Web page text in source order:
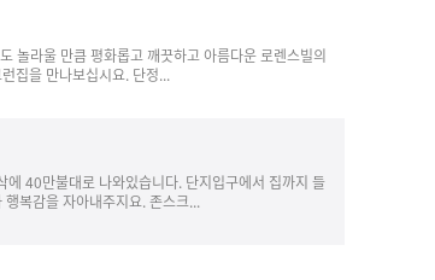
놀라울 만큼 평화롭고 깨끗하고 아름다운 로렌스빌의
집을 만나보십시요. 단정...
40만불대로 나와있습니다. 단지입구에서 집까지 들
복감을 자아내주지요. 존스크...